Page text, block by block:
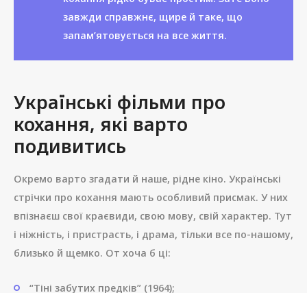
завжди справжнє, щире й таке, що
запам’ятовується на все життя.
Українські фільми про
кохання, які варто
подивитись
Окремо варто згадати й наше, рідне кіно. Українські
стрічки про кохання мають особливий присмак. У них
впізнаєш свої краєвиди, свою мову, свій характер. Тут
і ніжність, і пристрасть, і драма, тільки все по-нашому,
близько й щемко. От хоча б ці:
“Тіні забутих предків” (1964);